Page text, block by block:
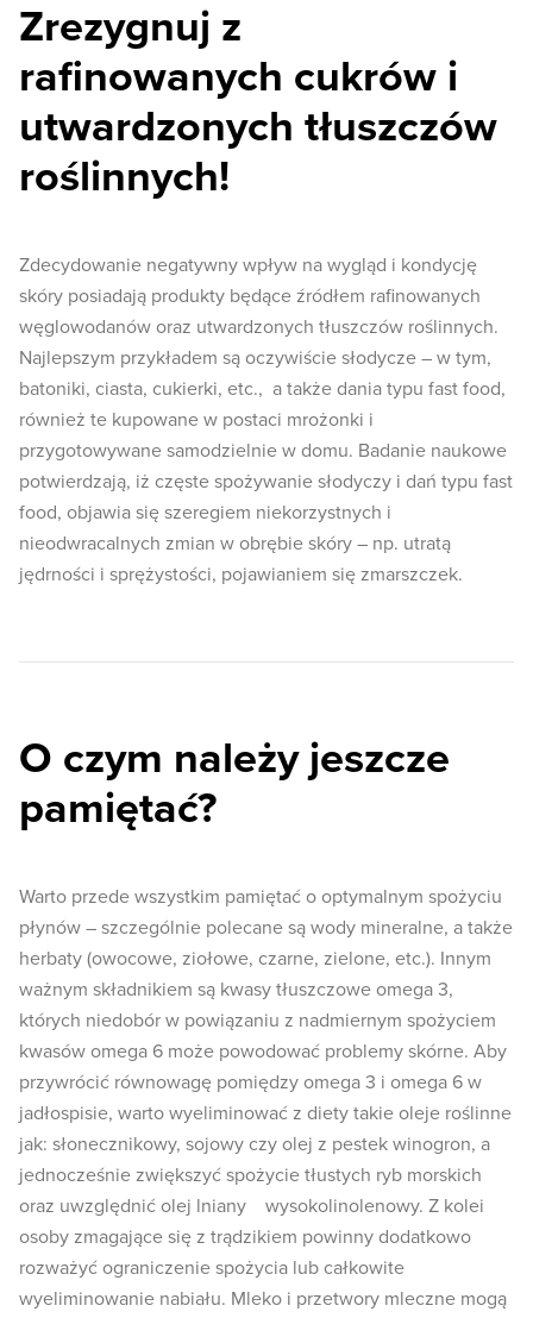
Zrezygnuj z
rafinowanych cukrów i
utwardzonych tłuszczów
roślinnych!
Zdecydowanie negatywny wpływ na wygląd i kondycję
skóry posiadają produkty będące źródłem rafinowanych
węglowodanów oraz utwardzonych tłuszczów roślinnych.
Najlepszym przykładem są oczywiście słodycze – w tym,
batoniki, ciasta, cukierki, etc., a także dania typu fast food,
również te kupowane w postaci mrożonki i
przygotowywane samodzielnie w domu. Badanie naukowe
potwierdzają, iż częste spożywanie słodyczy i dań typu fast
food, objawia się szeregiem niekorzystnych i
nieodwracalnych zmian w obrębie skóry – np. utratą
jędrności i sprężystości, pojawianiem się zmarszczek.
O czym należy jeszcze
pamiętać?
Warto przede wszystkim pamiętać o optymalnym spożyciu
płynów – szczególnie polecane są wody mineralne, a także
herbaty (owocowe, ziołowe, czarne, zielone, etc.). Innym
ważnym składnikiem są kwasy tłuszczowe omega 3,
których niedobór w powiązaniu z nadmiernym spożyciem
kwasów omega 6 może powodować problemy skórne. Aby
przywrócić równowagę pomiędzy omega 3 i omega 6 w
jadłospisie, warto wyeliminować z diety takie oleje roślinne
jak: słonecznikowy, sojowy czy olej z pestek winogron, a
jednocześnie zwiększyć spożycie tłustych ryb morskich
oraz uwzględnić olej lniany wysokolinolenowy. Z kolei
osoby zmagające się z trądzikiem powinny dodatkowo
rozważyć ograniczenie spożycia lub całkowite
wyeliminowanie nabiału. Mleko i przetwory mleczne mogą